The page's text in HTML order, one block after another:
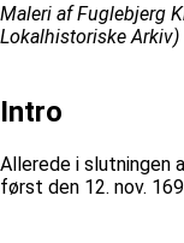
Maleri af Fuglebjerg
Lokalhistoriske Arkiv)
Intro
Allerede i slutningen
først den 12. nov.